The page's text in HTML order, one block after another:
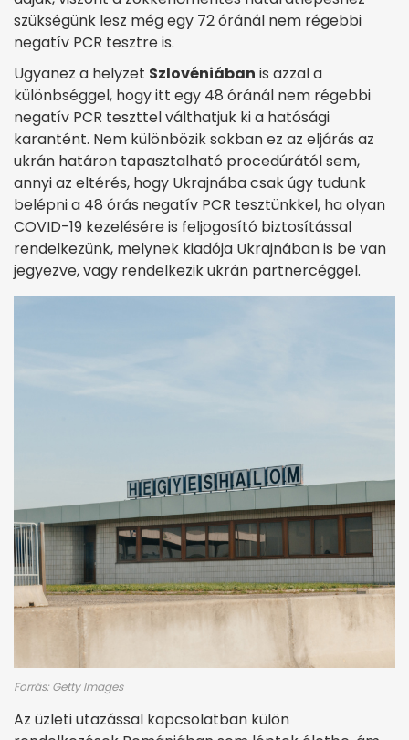
szükségünk lesz még egy 72 óránál nem régebbi
negatív PCR tesztre is.
Ugyanez a helyzet Szlovéniában is azzal a
különbséggel, hogy itt egy 48 óránál nem régebbi
negatív PCR teszttel válthatjuk ki a hatósági
karantént. Nem különbözik sokban ez az eljárás az
ukrán határon tapasztalható procedúrától sem,
annyi az eltérés, hogy Ukrajnába csak úgy tudunk
belépni a 48 órás negatív PCR tesztünkkel, ha olyan
COVID-19 kezelésére is feljogosító biztosítással
rendelkezünk, melynek kiadója Ukrajnában is be van
jegyezve, vagy rendelkezik ukrán partnercéggel.
Forrás: Getty Images
Az üzleti utazással kapcsolatban külön